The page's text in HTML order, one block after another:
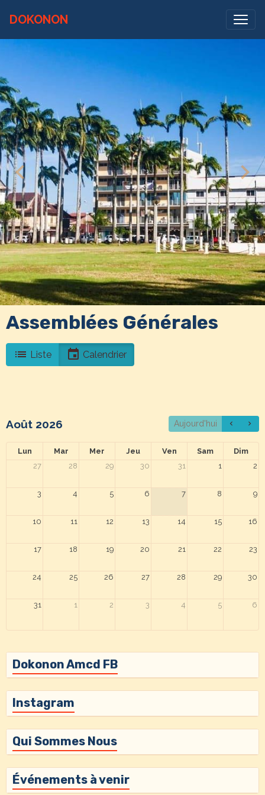
DOKONON
Assemblées Générales
Liste Calendrier
Août 2026 Aujourd'hui
Lun Mar Mer Jeu Ven Sam
Dim
27
28 29 30 31 1 2
3 4 5 6 7 8 9
10 11 12 13 14 15 16
17 18 19 20 21 22 23
24 25 26 27 28 29 30
31 1 2 3 4 5 6
Dokonon Amcd FB
Instagram
Qui Sommes Nous
Événements à venir